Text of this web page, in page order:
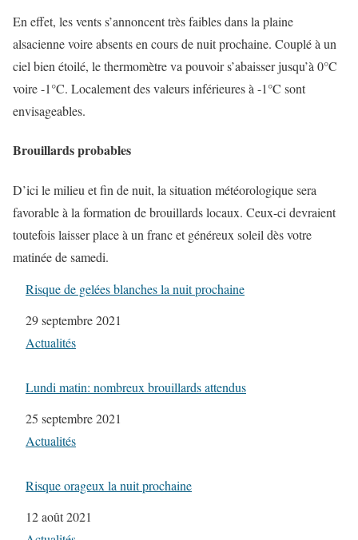
En effet, les vents s’annoncent très faibles dans la plaine
alsacienne voire absents en cours de nuit prochaine. Couplé à un
ciel bien étoilé, le thermomètre va pouvoir s’abaisser jusqu’à 0°C
voire -1°C. Localement des valeurs inférieures à -1°C sont
envisageables.
Brouillards probables
D’ici le milieu et fin de nuit, la situation météorologique sera
favorable à la formation de brouillards locaux. Ceux-ci devraient
toutefois laisser place à un franc et généreux soleil dès votre
matinée de samedi.
Risque de gelées blanches la nuit prochaine
Date
29 septembre 2021
Par rapport à
Actualités
Lundi matin: nombreux brouillards attendus
Date
25 septembre 2021
Par rapport à
Actualités
Risque orageux la nuit prochaine
Date
12 août 2021